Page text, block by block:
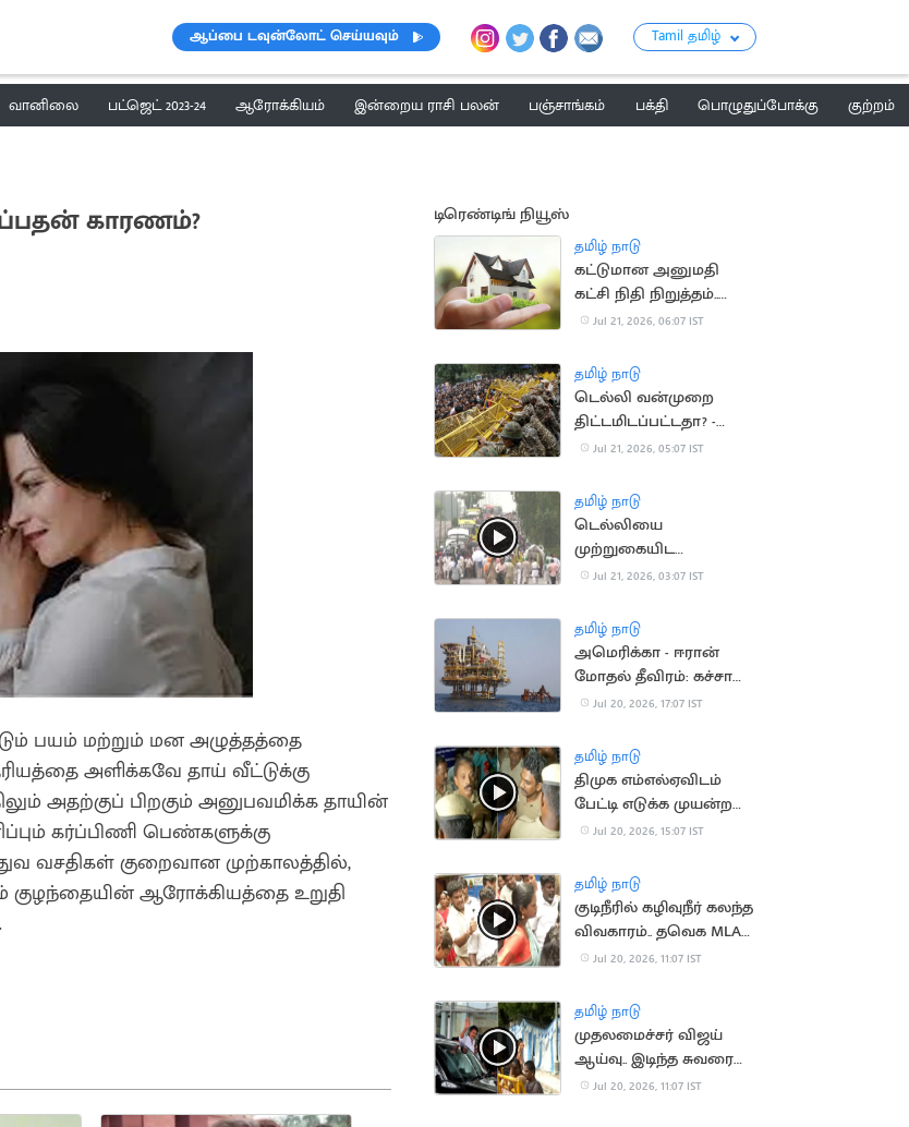
ஆப்பை டவுன்லோட் செய்யவும் Tamil தமிழ்
வானிலை பட்ஜெட் 2023-24 ஆரோக்கியம் இன்றைய ராசி பலன் பஞ்சாங்கம் பக்தி பொழுதுப்போக்கு
குற்றம்
காரணம்?
பயம் மற்றும் மன அழுத்தத்தை
அளிக்கவே தாய் வீட்டுக்கு
அதற்குப் பிறகும் அனுபவமிக்க தாயின்
கர்ப்பிணி பெண்களுக்கு
வசதிகள் குறைவான முற்காலத்தில்,
ஆரோக்கியத்தை உறுதி
டிரெண்டிங் நியூஸ்
தமிழ் நாடு
கட்டுமான அனுமதி
கட்சி நிதி நிறுத்தம்..
வீடுகள் விலை
Jul 21, 2026, 06:07 IST
தமிழ் நாடு
டெல்லி வன்முறை
திட்டமிடப்பட்டதா? -
விசாரணை தீவிரம்
Jul 21, 2026, 05:07 IST
தமிழ் நாடு
டெல்லியை
முற்றுகையிட
விவசாயிகள் ஆயத்தம்
Jul 21, 2026, 03:07 IST
தமிழ் நாடு
அமெரிக்கா - ஈரான்
மோதல் தீவிரம்: கச்சா
எண்ணெய் தட்டுப்பாடு
Jul 20, 2026, 17:07 IST
தமிழ் நாடு
திமுக எம்எல்ஏவிடம்
பேட்டி எடுக்க முயன்ற
செய்தியாளர்களுக்கு
Jul 20, 2026, 15:07 IST
தமிழ் நாடு
குடிநீரில் கழிவுநீர் கலந்த
விவகாரம்.. தவெக MLA
முன் நடந்த மோதல்
Jul 20, 2026, 11:07 IST
தமிழ் நாடு
முதலமைச்சர் விஜய்
ஆய்வு.. இடிந்த சுவரை
துணியால் மறைத்ததால்
Jul 20, 2026, 11:07 IST